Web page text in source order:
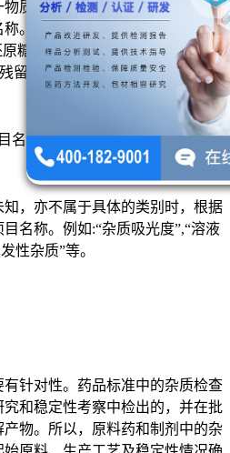
质而又知为某一类物质时，则以
。例如:硝酸毛果芸香碱中的“其
糖”和“总糖”、黄体酮中的“有关
留溶剂'等。
名称
，亦不属于具体的类别时，根据
名称。例如:“杂质吸光度”,“溶液
性杂质”等。
针对性。药品标准中的杂质检查
和稳定性考察中检出的，并在批
物。所以，原料药和制剂中的杂